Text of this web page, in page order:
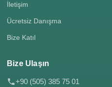
İletişim
Ücretsiz Danışma
Bize Katıl
Bize Ulaşın
+90 (505) 385 75 01